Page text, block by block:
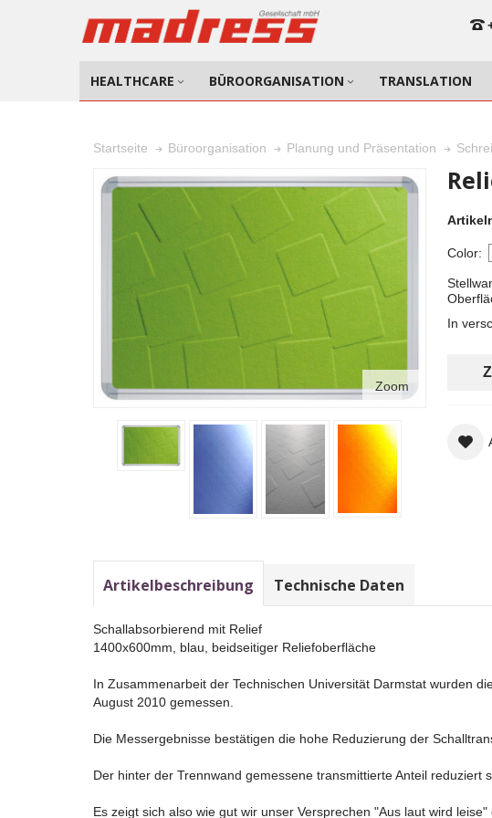
HEALTHCARE BÜROORGANISATION TRANSLATION
Startseite Büroorganisation Planung und Präsentation
Zoom
Color:
In
Artikelbeschreibung Technische Daten
Schallabsorbierend mit Relief
1400x600mm, blau, beidseitiger Reliefoberfläche
In Zusammenarbeit der Technischen Universität Darmstat wurden
August 2010 gemessen.
Die Messergebnisse bestätigen die hohe Reduzierung der
Der hinter der Trennwand gemessene transmittierte Anteil reduziert
Es zeigt sich also wie gut wir unser Versprechen "Aus laut wird